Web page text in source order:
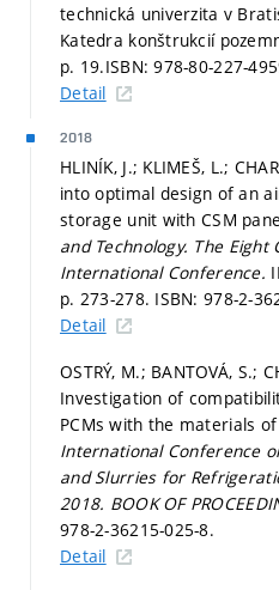
technická univerzita v
Katedra konštrukcií
p. 19.ISBN: 978-80-227-
Detail
2018
HLINÍK, J.; KLIMEŠ, L.;
into optimal design of an
storage unit with CSM
and Technology. The Eight
International Conference.
p. 273-278. ISBN: 978-2-
Detail
OSTRÝ, M.; BANTOVÁ, S.;
Investigation of
PCMs with the materials
International Conference
and Slurries for
2018. BOOK OF
978-2-36215-025-8.
Detail